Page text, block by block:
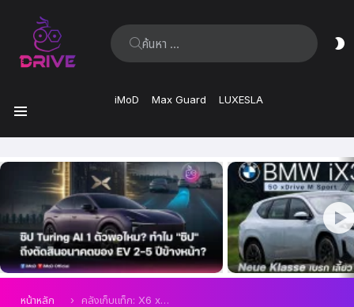
ค้นหา:
iMoD Max Guard LUXESLA
ล่าสุด
คุณอยู่ที่นี่:
หน้าหลัก คลังเก็บแท็ก: X6 xDrive40i M Sport